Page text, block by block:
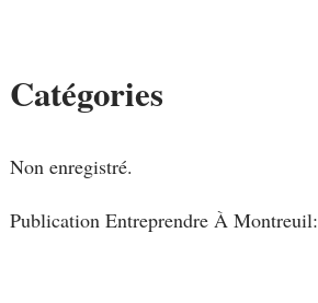
Catégories
Non enregistré.
Publication Entreprendre À Montreuil: